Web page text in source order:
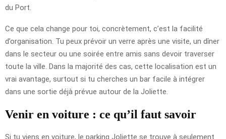
du Port.
Ce que cela change pour toi, concrètement, c’est la facilité
d’organisation. Tu peux prévoir un verre après une visite, un dîner
dans le secteur ou une soirée entre amis sans devoir traverser
toute la ville. Dans la majorité des cas, cette localisation est un
vrai avantage, surtout si tu cherches un bar facile à intégrer
dans une sortie déjà prévue autour de la Joliette.
Venir en voiture : ce qu’il faut savoir
Si tu viens en voiture, le parking Joliette se trouve à seulement